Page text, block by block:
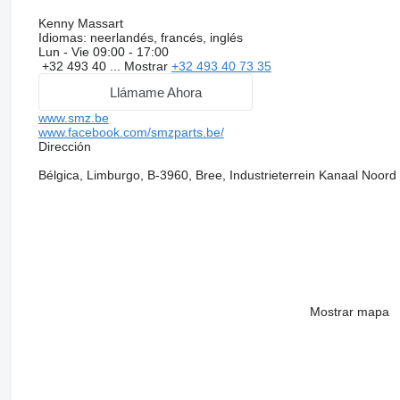
Kenny Massart
Idiomas: neerlandés, francés, inglés
Lun - Vie 09:00 - 17:00
+32 493 40 ... Mostrar +32 493 40 73 35
Llámame Ahora
www.smz.be
www.facebook.com/smzparts.be/
Dirección
Bélgica, Limburgo, B-3960, Bree, Industrieterrein Kanaal Noord
Mostrar mapa